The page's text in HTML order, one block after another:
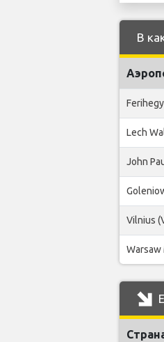
В
Lech
John
Vilnius
Warsaw